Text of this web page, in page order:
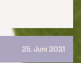
25. Juni 2021